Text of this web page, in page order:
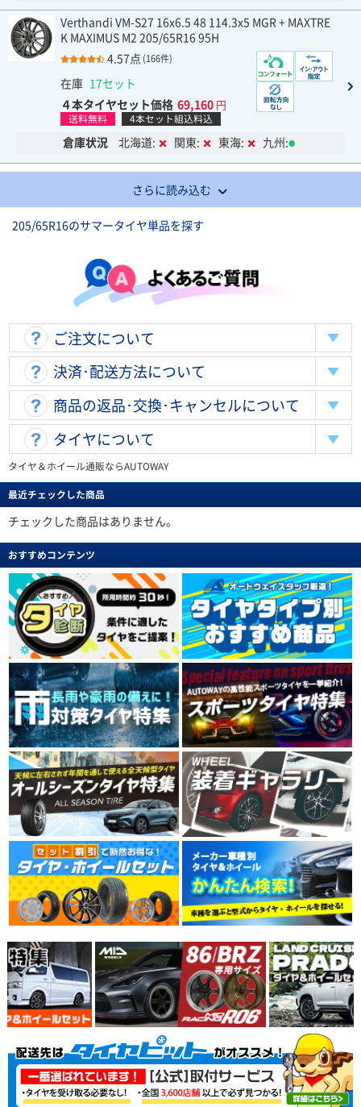
Verthandi VM-S27 16x6.5 48 114.3x5 MGR + MAXTRE
K MAXIMUS M2 205/65R16 95H
4.57点 (166件)
在庫 17セット
４本タイヤセット価格 69,160 円
送料無料 4本セット組込料込
倉庫状況 北海道: 関東: 東海: 九州:
さらに読み込む
205/65R16のサマータイヤ単品を探す
ご注文について
決済･配送方法について
商品の返品･交換･キャンセルについて
タイヤについて
タイヤ＆ホイール通販ならAUTOWAY
最近チェックした商品
チェックした商品はありません。
おすすめコンテンツ